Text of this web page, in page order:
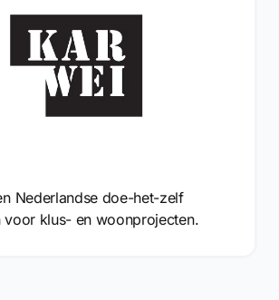
Nederlandse doe-het-zelf
voor klus- en woonprojecten.